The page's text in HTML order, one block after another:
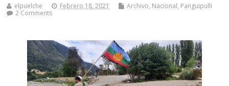
elpuelche Febrero 18, 2021 Archivo, Nacional, Panguipulli
2 Comments